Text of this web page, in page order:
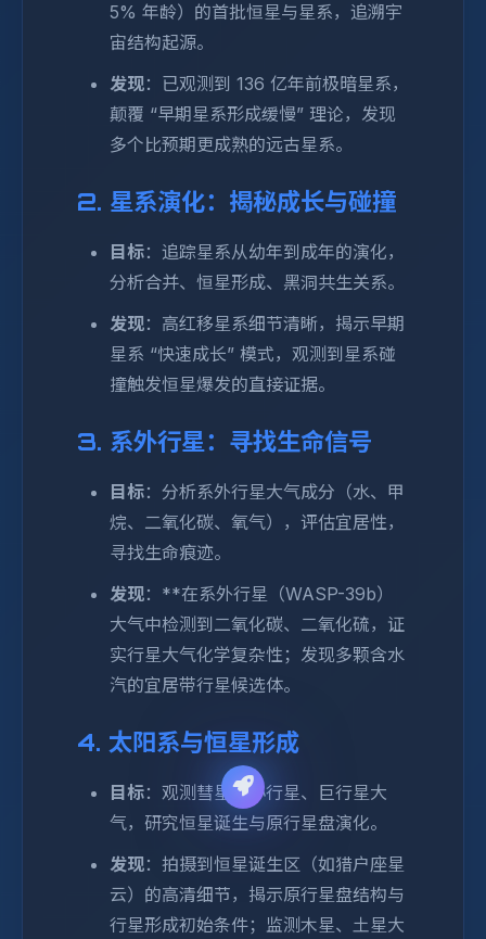
5% 年龄）的首批恒星与星系，追溯宇
宙结构起源。
发现：已观测到 136 亿年前极暗星系，
颠覆 “早期星系形成缓慢” 理论，发现
多个比预期更成熟的远古星系。
2. 星系演化：揭秘成长与碰撞
目标：追踪星系从幼年到成年的演化，
分析合并、恒星形成、黑洞共生关系。
发现：高红移星系细节清晰，揭示早期
星系 “快速成长” 模式，观测到星系碰
撞触发恒星爆发的直接证据。
3. 系外行星：寻找生命信号
目标：分析系外行星大气成分（水、甲
烷、二氧化碳、氧气），评估宜居性，
寻找生命痕迹。
发现：**在系外行星（WASP-39b）
大气中检测到二氧化碳、二氧化硫，证
实行星大气化学复杂性；发现多颗含水
汽的宜居带行星候选体。
4. 太阳系与恒星形成
目标：观测彗星、小行星、巨行星大
气，研究恒星诞生与原行星盘演化。
发现：拍摄到恒星诞生区（如猎户座星
云）的高清细节，揭示原行星盘结构与
行星形成初始条件；监测木星、土星大